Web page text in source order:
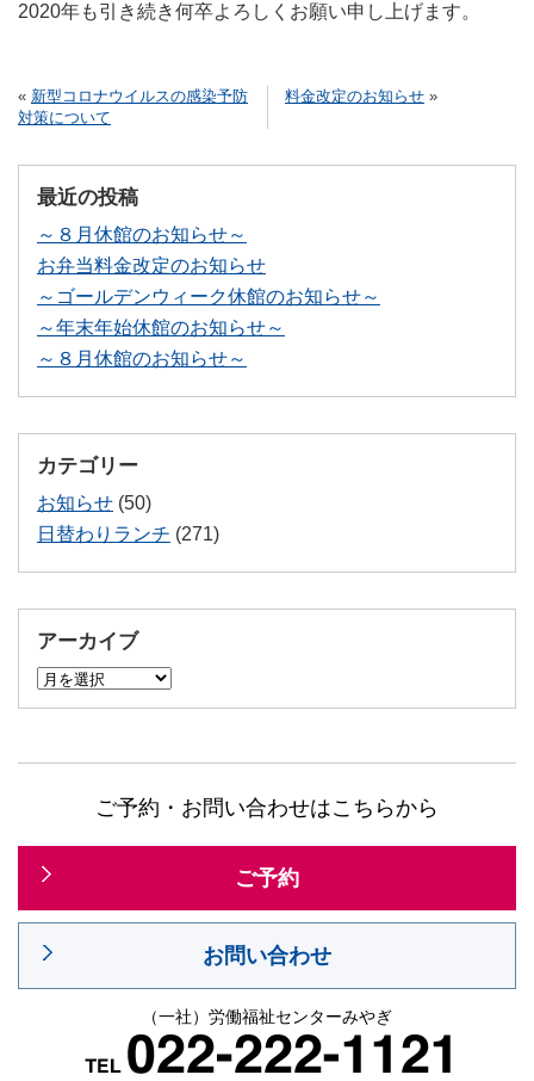
2020年も引き続き何卒よろしくお願い申し上げます。
« 新型コロナウイルスの感染予防
対策について
料金改定のお知らせ »
最近の投稿
～８月休館のお知らせ～
お弁当料金改定のお知らせ
～ゴールデンウィーク休館のお知らせ～
～年末年始休館のお知らせ～
～８月休館のお知らせ～
カテゴリー
お知らせ (50)
日替わりランチ (271)
アーカイブ
ア
ご予約・お問い合わせはこちらから
ご予約
お問い合わせ
（一社）労働福祉センターみやぎ